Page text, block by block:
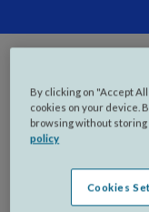
Country:
Brand:Gi
By clicking on "Accept
cookies on your device.
browsing without storing
policy
Cookies